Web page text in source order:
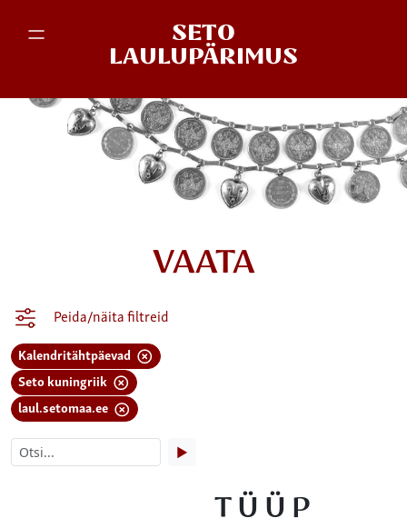
SETO
LAULUPÄRIMUS
VAATA
Peida/näita filtreid
Kalendritähtpäevad
Seto kuningriik
laul.setomaa.ee
▶
TÜÜP